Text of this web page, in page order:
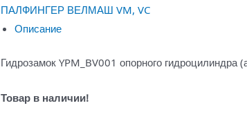
ПАЛФИНГЕР ВЕЛМАШ VM, VC
Описание
Гидрозамок YPM_BV001 опорного
Товар в наличии!